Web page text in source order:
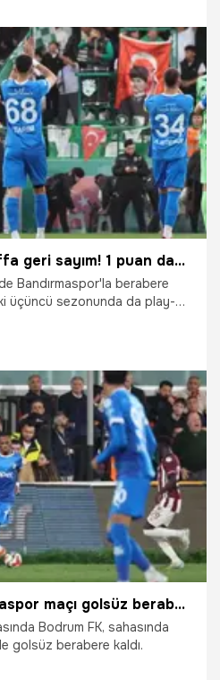
Bodrum FK'da play-offa geri sayım! 1 puan daha alırsa garantileyecek
Bandırmaspor'la berabere
üçüncü sezonunda da play-
Bodrum FK - Bandırmaspor maçı golsüz berabere sonuçlandı
Bodrum FK, sahasında
golsüz berabere kaldı.